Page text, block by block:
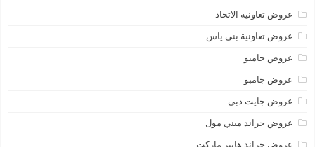
عروض تعاونية الاتحاد
عروض تعاونية بني ياس
عروض جامبو
عروض جامبو
عروض جايت دبي
عروض جراند ميني مول
عروض جراند هايبر ماركت